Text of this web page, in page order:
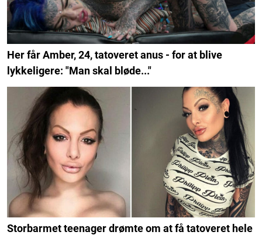
Her får Amber, 24, tatoveret anus - for at blive
lykkeligere: "Man skal bløde..."
Storbarmet teenager drømte om at få tatoveret hele